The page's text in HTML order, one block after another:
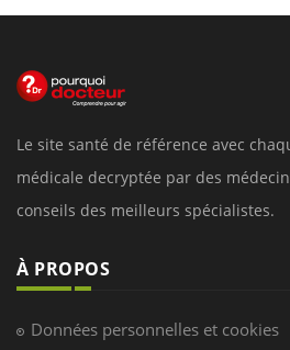
Le site santé de référence avec
médicale decryptée par des
conseils des meilleurs spécialistes.
À PROPOS
Données personnelles et cookies